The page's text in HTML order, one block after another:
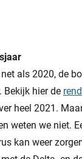
als 2020, de
Bekijk hier de
heel 2021.
weten we niet.
kan weer